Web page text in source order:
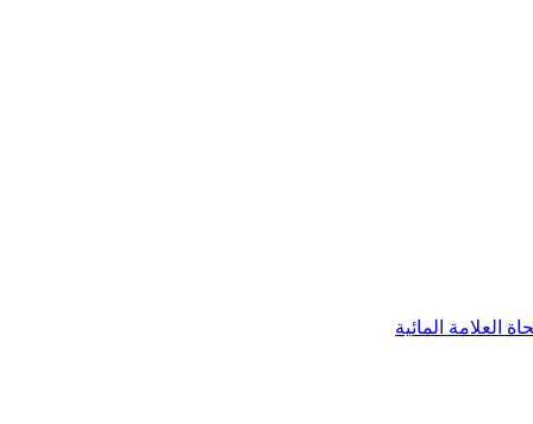
العلامة المائية